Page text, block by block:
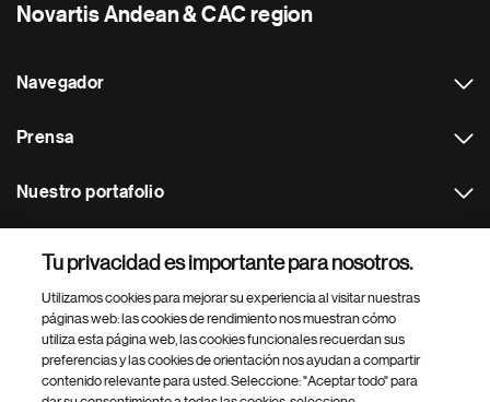
Novartis Andean & CAC region
Navegador
Prensa
Nuestro portafolio
Footer Site Search
Tu privacidad es importante para nosotros.
Utilizamos cookies para mejorar su experiencia al visitar nuestras
páginas web: las cookies de rendimiento nos muestran cómo
utiliza esta página web, las cookies funcionales recuerdan sus
preferencias y las cookies de orientación nos ayudan a compartir
contenido relevante para usted. Seleccione: "Aceptar todo" para